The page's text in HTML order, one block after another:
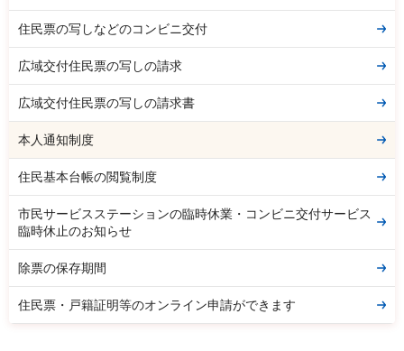
住民票の写しなどのコンビニ交付
広域交付住民票の写しの請求
広域交付住民票の写しの請求書
本人通知制度
住民基本台帳の閲覧制度
市民サービスステーションの臨時休業・コンビニ交付サービス
臨時休止のお知らせ
除票の保存期間
住民票・戸籍証明等のオンライン申請ができます